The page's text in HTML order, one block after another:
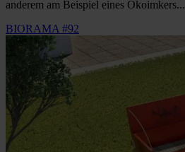
anderem am Beispiel eines Ökoimkers...
BIORAMA #92